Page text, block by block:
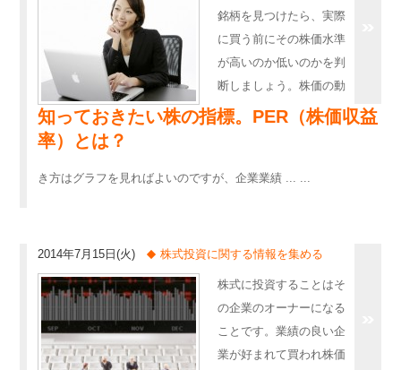
知っておきたい株の指標。PER（株価収益
率）とは？
銘柄を見つけたら、実際
に買う前にその株価水準
が高いのか低いのかを判
断しましょう。株価の動
き方はグラフを見ればよいのですが、企業業績 ... ...
2014年7月15日(火) 株式投資に関する情報を集める
株式に投資することはそ
の企業のオーナーになる
ことです。業績の良い企
業が好まれて買われ株価